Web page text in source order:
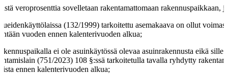
veroprosenttia sovelletaan rakentamattomaan rakennuspaikkaan,
(132/1999) tarkoitettu asemakaava on ollut
vuoden ennen kalenterivuoden alkua;
ei ole asuinkäytössä olevaa asuinrakennusta eikä sille
(751/2023) 108 §:ssä tarkoitetulla tavalla ryhdytty
ennen kalenterivuoden alkua;